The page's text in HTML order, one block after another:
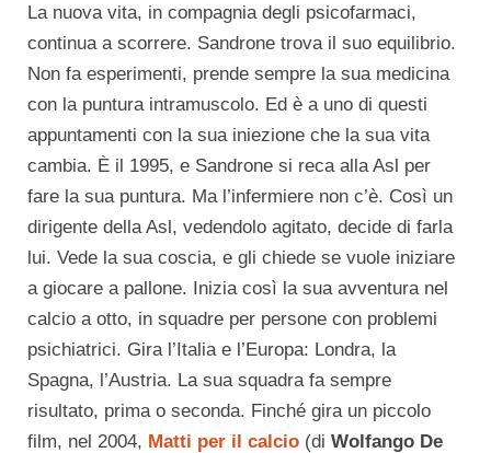
La nuova vita, in compagnia degli psicofarmaci,
continua a scorrere. Sandrone trova il suo equilibrio.
Non fa esperimenti, prende sempre la sua medicina
con la puntura intramuscolo. Ed è a uno di questi
appuntamenti con la sua iniezione che la sua vita
cambia. È il 1995, e Sandrone si reca alla Asl per
fare la sua puntura. Ma l’infermiere non c’è. Così un
dirigente della Asl, vedendolo agitato, decide di farla
lui. Vede la sua coscia, e gli chiede se vuole iniziare
a giocare a pallone. Inizia così la sua avventura nel
calcio a otto, in squadre per persone con problemi
psichiatrici. Gira l’Italia e l’Europa: Londra, la
Spagna, l’Austria. La sua squadra fa sempre
risultato, prima o seconda. Finché gira un piccolo
film, nel 2004, Matti per il calcio (di Wolfango De